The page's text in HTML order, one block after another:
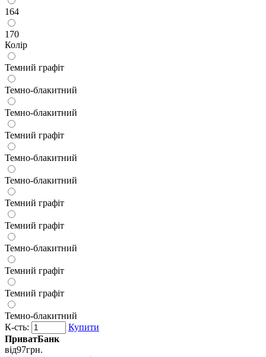
164
170
Колір
Темний графіт
Темно-блакитний
Темно-блакитний
Темний графіт
Темно-блакитний
Темно-блакитний
Темний графіт
Темний графіт
Темно-блакитний
Темний графіт
Темний графіт
Темно-блакитний
К-сть:
Купити
ПриватБанк
від97грн.